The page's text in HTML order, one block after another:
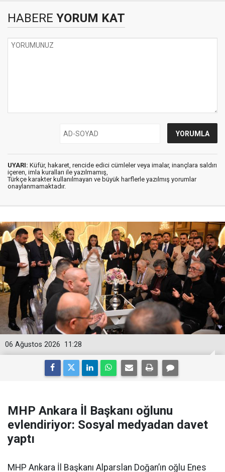
HABERE YORUM KAT
UYARI: Küfür, hakaret, rencide edici cümleler veya imalar, inançlara saldırı
içeren, imla kuralları ile yazılmamış,
Türkçe karakter kullanılmayan ve büyük harflerle yazılmış yorumlar
onaylanmamaktadır.
11:28
06 Ağustos 2026
MHP Ankara İl Başkanı oğlunu
evlendiriyor: Sosyal medyadan davet
yaptı
MHP Ankara İl Başkanı Alparslan Doğan’ın oğlu Enes